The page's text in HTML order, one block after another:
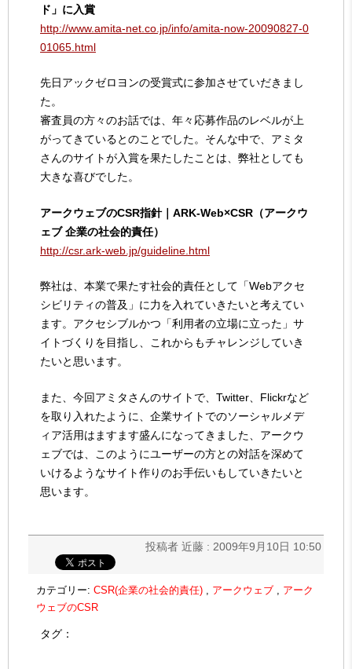
ド」に入賞
http://www.amita-net.co.jp/info/amita-now-20090827-0
01065.html
先日アックゼロヨンの受賞式に参加させていだきまし
た。
審査員の方々のお話では、年々応募作品のレベルが上
がってきているとのことでした。そんな中で、アミタ
さんのサイトが入賞を果たしたことは、弊社としても
大きな喜びでした。
アークウェブのCSR指針｜ARK-Web×CSR（アークウ
ェブ 企業の社会的責任）
http://csr.ark-web.jp/guideline.html
弊社は、本業で果たす社会的責任として「Webアクセ
シビリティの普及」に力を入れていきたいと考えてい
ます。アクセシブルかつ「利用者の立場に立った」サ
イトづくりを目指し、これからもチャレンジしていき
たいと思います。
また、今回アミタさんのサイトで、Twitter、Flickrなど
を取り入れたように、企業サイトでのソーシャルメデ
ィア活用はますます盛んになってきました、アークウ
ェブでは、このようにユーザーの方との対話を深めて
いけるようなサイト作りのお手伝いもしていきたいと
思います。
投稿者 近藤 : 2009年9月10日 10:50
カテゴリー: CSR(企業の社会的責任) , アークウェブ , アーク
ウェブのCSR
タグ：